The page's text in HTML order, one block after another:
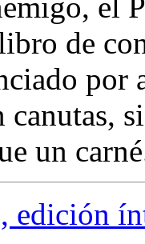
de
por
canutas,
un
edición